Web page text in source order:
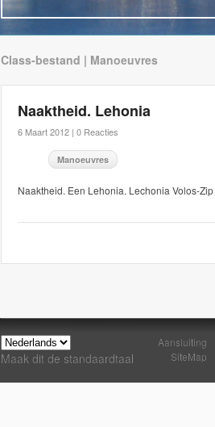
Class-bestand | Manoeuvres
Naaktheid. Lehonia
6 Maart 2012 | 0 Reacties
Manoeuvres
Naaktheid. Een Lehonia. Lechonia Volos-
Maak dit de standaardtaal
Aansluiting
SiteMap